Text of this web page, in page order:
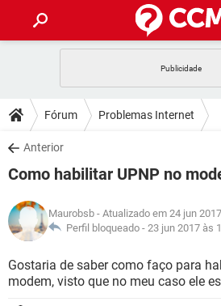
CELULAR
OUTLOOK
INSTAGRAM
GUIA DE COMPRAS
DICAS
JOGOS
INSTAGRAM GMAIL
GUIA DE COMPRAS
DOWNLOADS
JOGOS
CELULAR
OUTLOOK EXCEL
INSTAGRAM GMAIL
GUIA DE COMPRAS
JOGOS
CELULAR
OUTLOOK
GLOSSÁRIO
CELULAR
Fórum Problemas Internet
Anterior
Como habilitar UPNP no
Maurobsb - Atualizado em 24 jun
Perfil bloqueado - 23 jun 2017 às
Gostaria de saber como faço para
modem, visto que no meu caso ele